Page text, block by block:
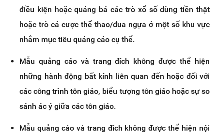
điều kiện hoặc quảng bá các trò xổ số dùng tiền thật
hoặc trò cá cược thể thao/đua ngựa ở một số khu vực
nhắm mục tiêu quảng cáo cụ thể.
Mẫu quảng cáo và trang đích không được thể hiện
những hành động bất kính liên quan đến hoặc đối với
các công trình tôn giáo, biểu tượng tôn giáo hoặc sự so
sánh ác ý giữa các tôn giáo.
Mẫu quảng cáo và trang đích không được thể hiện nội